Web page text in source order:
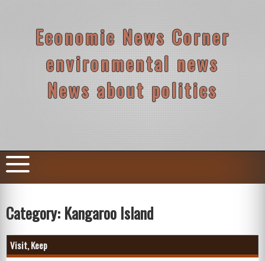
Economic News Corner
environmental news
News about politics
Category: Kangaroo Island
Visit, Keep